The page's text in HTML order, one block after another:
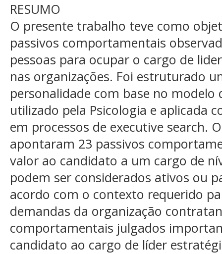
RESUMO
O presente trabalho teve como
passivos comportamentais
pessoas para ocupar o cargo de
nas organizações. Foi estruturado
personalidade com base no modelo
utilizado pela Psicologia e aplicada
em processos de executive search.
apontaram 23 passivos
valor ao candidato a um cargo de
podem ser considerados ativos ou
acordo com o contexto requerido
demandas da organização
comportamentais julgados
candidato ao cargo de líder